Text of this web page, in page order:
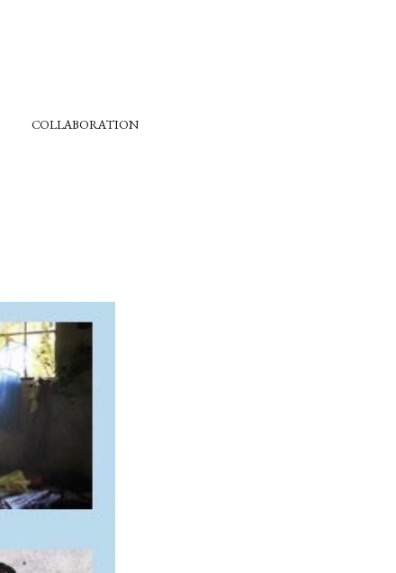
COLLABORATION